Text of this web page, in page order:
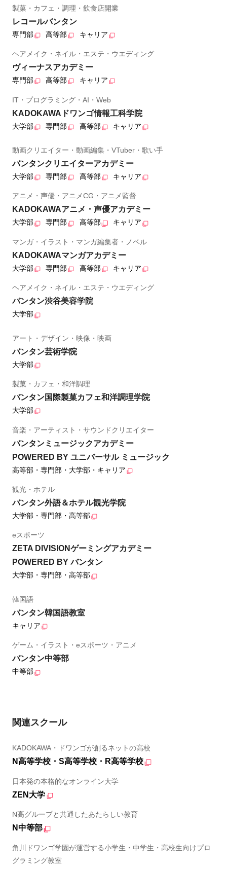
製菓・カフェ・調理・飲食店開業
レコールバンタン
専門部 高等部 キャリア
ヘアメイク・ネイル・エステ・ウエディング
ヴィーナスアカデミー
専門部 高等部 キャリア
IT・プログラミング・AI・Web
KADOKAWAドワンゴ情報工科学院
大学部 専門部 高等部 キャリア
動画クリエイター・動画編集・VTuber・歌い手
バンタンクリエイターアカデミー
大学部 専門部 高等部 キャリア
アニメ・声優・アニメCG・アニメ監督
KADOKAWAアニメ・声優アカデミー
大学部 専門部 高等部 キャリア
マンガ・イラスト・マンガ編集者・ノベル
KADOKAWAマンガアカデミー
大学部 専門部 高等部 キャリア
ヘアメイク・ネイル・エステ・ウエディング
バンタン渋谷美容学院
大学部
アート・デザイン・映像・映画
バンタン芸術学院
大学部
製菓・カフェ・和洋調理
バンタン国際製菓カフェ和洋調理学院
大学部
音楽・アーティスト・サウンドクリエイター
バンタンミュージックアカデミー
POWERED BY ユニバーサル ミュージック
高等部・専門部・大学部・キャリア
観光・ホテル
バンタン外語＆ホテル観光学院
大学部・専門部・高等部
eスポーツ
ZETA DIVISIONゲーミングアカデミー
POWERED BY バンタン
大学部・専門部・高等部
韓国語
バンタン韓国語教室
キャリア
ゲーム・イラスト・eスポーツ・アニメ
バンタン中等部
中等部
関連スクール
KADOKAWA・ドワンゴが創るネットの高校
N高等学校・S高等学校・R高等学校
日本発の本格的なオンライン大学
ZEN大学
N高グループと共通したあたらしい教育
N中等部
角川ドワンゴ学園が運営する小学生・中学生・高校生向けプロ
グラミング教室